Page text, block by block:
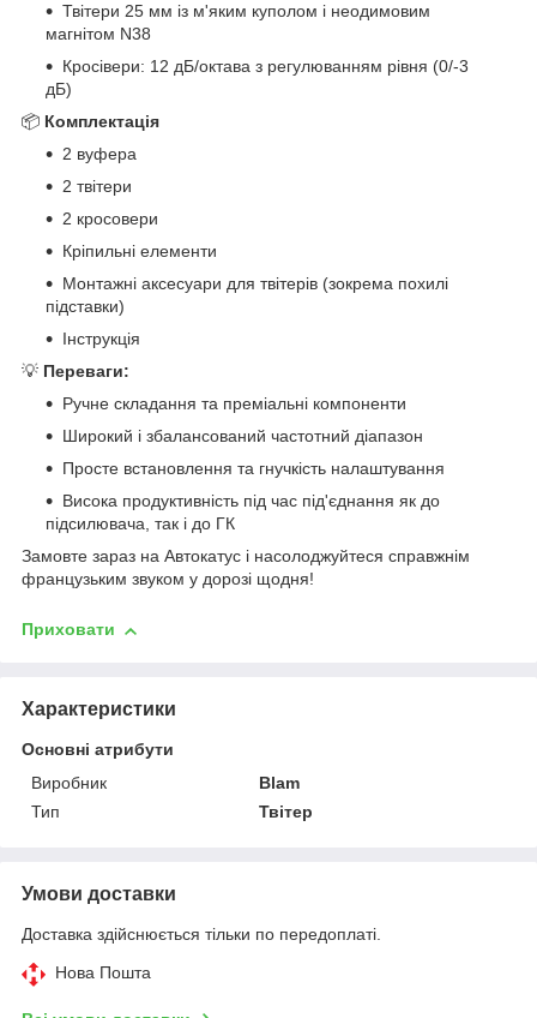
Твітери 25 мм із м'яким куполом і неодимовим
магнітом N38
Кросівери: 12 дБ/октава з регулюванням рівня (0/-3
дБ)
📦 Комплектація
2 вуфера
2 твітери
2 кросовери
Кріпильні елементи
Монтажні аксесуари для твітерів (зокрема похилі
підставки)
Інструкція
💡 Переваги:
Ручне складання та преміальні компоненти
Широкий і збалансований частотний діапазон
Просте встановлення та гнучкість налаштування
Висока продуктивність під час під'єднання як до
підсилювача, так і до ГК
Замовте зараз на Автокатус і насолоджуйтеся справжнім
французьким звуком у дорозі щодня!
Приховати
Характеристики
Основні атрибути
Виробник
Blam
Тип
Твітер
Умови доставки
Доставка здійснюється тільки по передоплаті.
Нова Пошта